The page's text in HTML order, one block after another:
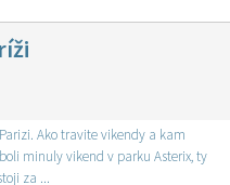
Ako travite vikendy a kam
minuly vikend v parku Asterix, ty
za ...